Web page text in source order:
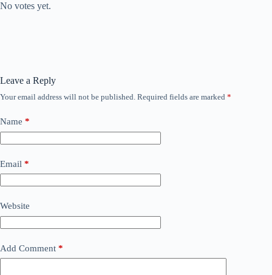
No votes yet.
Leave a Reply
Your email address will not be published. Required fields are marked *
Name *
Email *
Website
Add Comment *